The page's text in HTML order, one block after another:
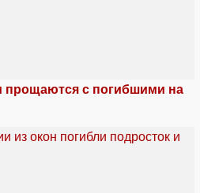
прощаются с погибшими на